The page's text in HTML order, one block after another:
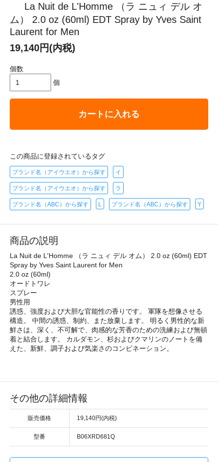
La Nuit de L'Homme （ラ ニュィ デル オ
ム） 2.0 oz (60ml) EDT Spray by Yves Saint
Laurent for Men
19,140円(内税)
個数
個
カートに入れる
この商品に登録されているタグ
ブランド名（アイウエオ）から探す イ
ブランド名（アイウエオ）から探す ラ
ブランド名（ABC）から探す L ブランド名（ABC）から探す Y
商品の説明
La Nuit de L'Homme （ラ ニュィ デル オム） 2.0 oz (60ml) EDT
Spray by Yves Saint Laurent for Men
2.0 oz (60ml)
オードトワレ
スプレー
男性用
誘惑、強度および大胆な官能性の香りです。 軍隊を想像させる
構造。 中間の誘惑、制約、また放棄します。 明るく男性的な新
鮮さは、深く、不可解で、肉感的な芳香のための洗練および無頓
着と結合します。 カルダモン、杉およびクマリンのノートを備
えた、新鮮、調子および気楽さのコンビネーション。
その他の詳細情報
販売価格 19,140円(内税)
型番 B06XRD681Q